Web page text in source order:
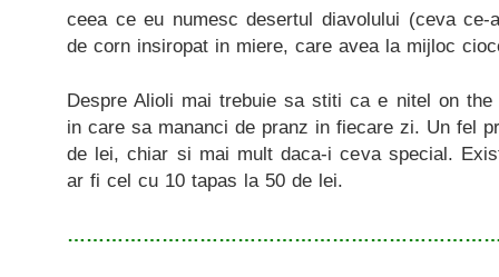
ceea ce eu numesc desertul diavolului (ceva
de corn insiropat in miere, care avea la mijloc
Despre Alioli mai trebuie sa stiti ca e nitel on
in care sa mananci de pranz in fiecare zi. Un fel
de lei, chiar si mai mult daca-i ceva special.
ar fi cel cu 10 tapas la 50 de lei.